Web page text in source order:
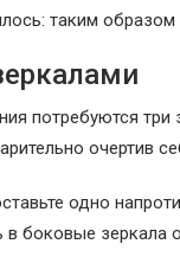
таким
потребуются
очертив
одно
боковые зеркала